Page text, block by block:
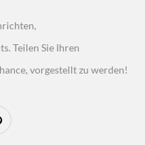
Teilen Sie Ihren
vorgestellt zu werden!